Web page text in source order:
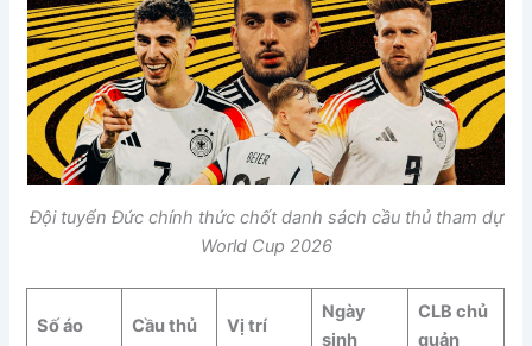
Đội tuyển Đức chính thức chốt danh sách cầu thủ tham dự
World Cup 2026
Số áo Cầu thủ Vị trí
Ngày
sinh
CLB chủ
quản